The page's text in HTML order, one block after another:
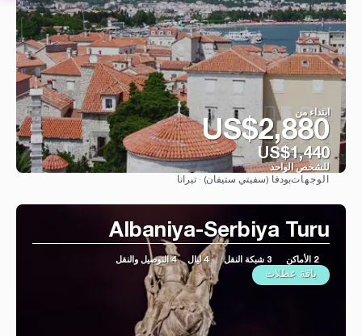
ابتداء من
US$2,880
US$1,440
للشخص الواحد
شاهد
الوجهاتبودفا (سفيتي ستيفان) · تيرانا
Albaniya-Serbiya Turu
2 الأماكن 3 شبكة النقل 4 ليال 4 التوصيل والنقل
باقة عطلات